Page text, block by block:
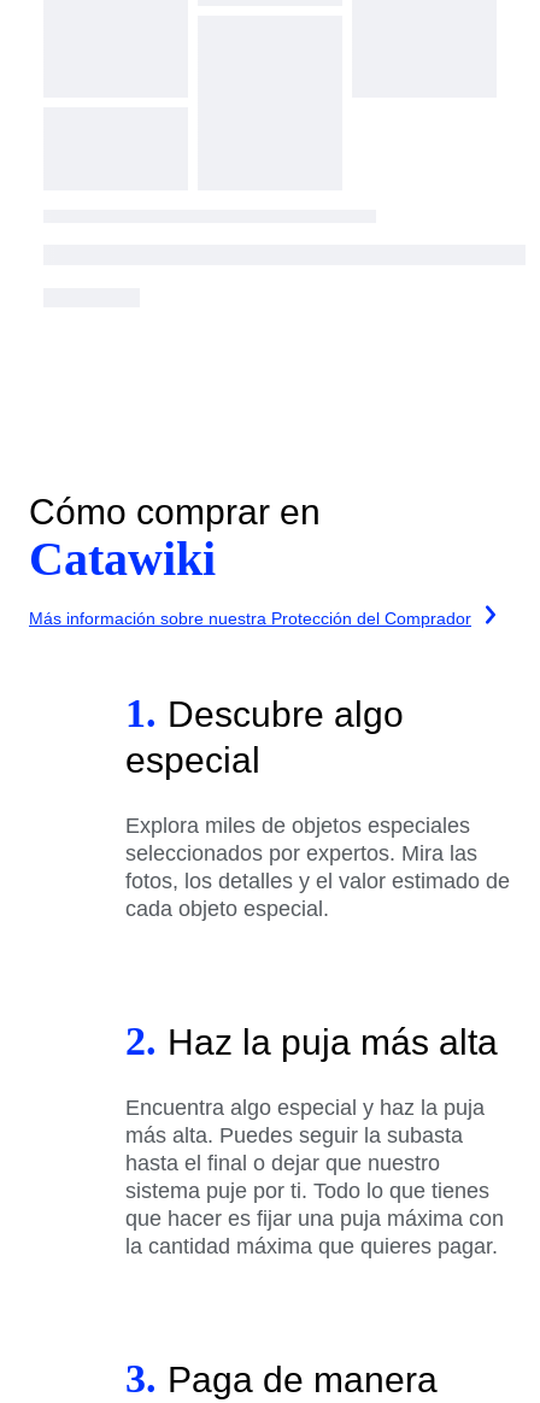
Cómo comprar en
Catawiki
Más información sobre nuestra Protección del Comprador
1. Descubre algo
especial
Explora miles de objetos especiales
seleccionados por expertos. Mira las
fotos, los detalles y el valor estimado de
cada objeto especial.
2. Haz la puja más alta
Encuentra algo especial y haz la puja
más alta. Puedes seguir la subasta
hasta el final o dejar que nuestro
sistema puje por ti. Todo lo que tienes
que hacer es fijar una puja máxima con
la cantidad máxima que quieres pagar.
3. Paga de manera